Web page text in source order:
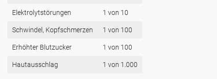
Elektrolytstörungen 1 von 10
Schwindel, Kopfschmerzen 1 von 100
Erhöhter Blutzucker 1 von 100
Hautausschlag 1 von 1.000